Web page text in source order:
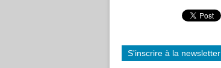
S'inscrire à la newsletter